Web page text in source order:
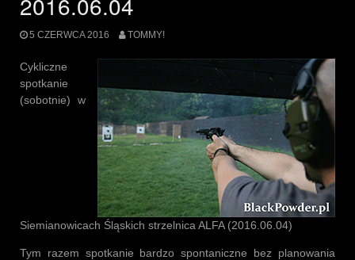
5 CZERWCA 2016 TOMMY!
Cykliczne
spotkanie
(sobotnie) w
Siemianowicach Śląskich strzelnica ALFA (2016.06.04)
Tym razem spotkanie bardzo spontaniczne bez planowania